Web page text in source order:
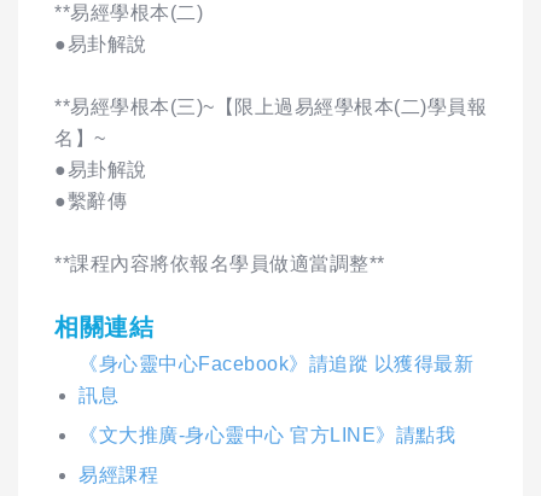
**易經學根本(二)
●易卦解說
**易經學根本(三)~【限上過易經學根本(二)學員報
名】~
●易卦解說
●繫辭傳
**課程內容將依報名學員做適當調整**
相關連結
《身心靈中心Facebook》請追蹤 以獲得最新
訊息
《文大推廣-身心靈中心 官方LINE》請點我
易經課程